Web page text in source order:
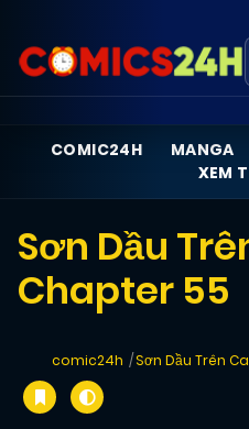
COMIC24H MANGA
XEM
Sơn Dầu
Chapter 55
comic24h Sơn Dầu Trên